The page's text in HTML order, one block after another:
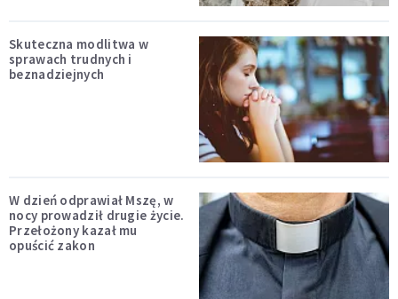
Skuteczna modlitwa w
sprawach trudnych i
beznadziejnych
W dzień odprawiał Mszę, w
nocy prowadził drugie życie.
Przełożony kazał mu
opuścić zakon